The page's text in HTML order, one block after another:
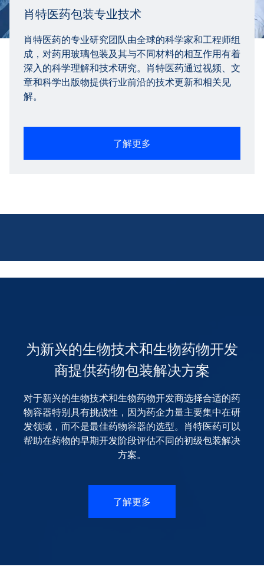
肖特医药包装专业技术
肖特医药的专业研究团队由全球的科学家和工程师组
成，对药用玻璃包装及其与不同材料的相互作用有着
深入的科学理解和技术研究。肖特医药通过视频、文
章和科学出版物提供行业前沿的技术更新和相关见
解。
了解更多
为新兴的生物技术和生物药物开发
商提供药物包装解决方案
对于新兴的生物技术和生物药物开发商选择合适的药
物容器特别具有挑战性，因为药企力量主要集中在研
发领域，而不是最佳药物容器的选型。肖特医药可以
帮助在药物的早期开发阶段评估不同的初级包装解决
方案。
了解更多